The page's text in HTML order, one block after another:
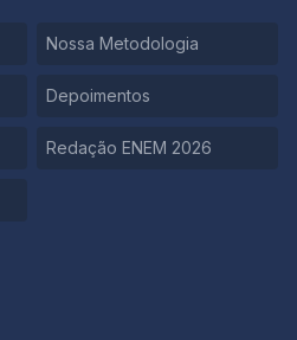
Nossa Metodologia
Depoimentos
Redação ENEM 2026